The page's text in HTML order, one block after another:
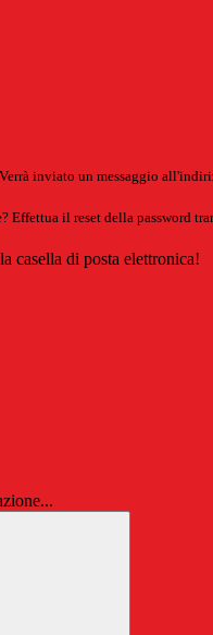
Verrà inviato un messaggio
Effettua il reset della password
casella di posta elettronica!